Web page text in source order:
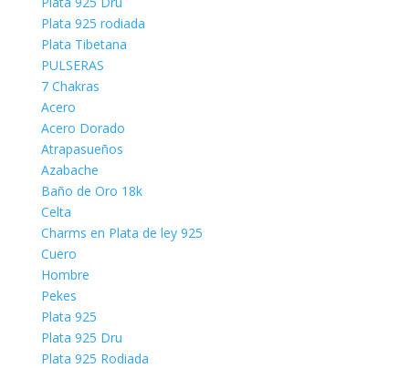
Plata 925 rodiada
Plata Tibetana
PULSERAS
7 Chakras
Acero
Acero Dorado
Atrapasueños
Azabache
Baño de Oro 18k
Celta
Charms en Plata de ley 925
Cuero
Hombre
Pekes
Plata 925
Plata 925 Dru
Plata 925 Rodiada